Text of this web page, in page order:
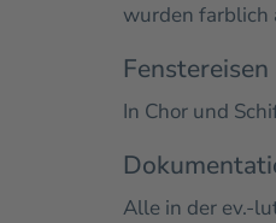
wurden farblich
Fenstereisen
In Chor und
Alle in der ev.-